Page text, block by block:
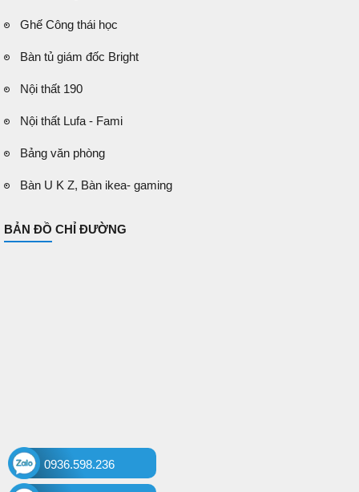
Ghế Công thái học
Bàn tủ giám đốc Bright
Nội thất 190
Nội thất Lufa - Fami
Bảng văn phòng
Bàn U K Z, Bàn ikea- gaming
BẢN ĐỒ CHỈ ĐƯỜNG
0936.598.236